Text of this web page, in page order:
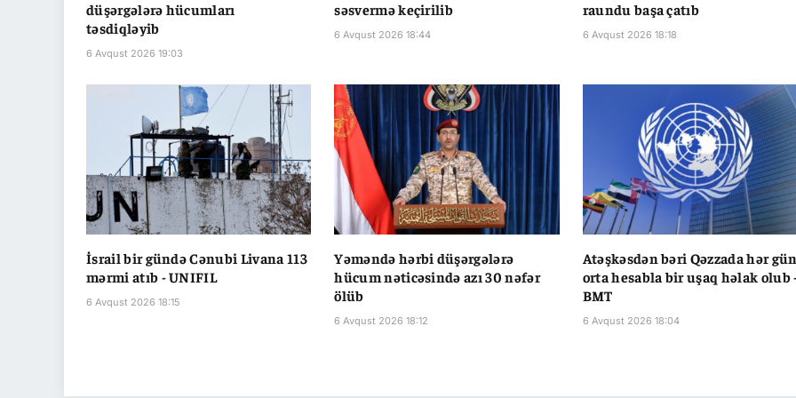
düşərgələrə hücumları
təsdiqləyib
6 Avqust 2026 19:03
səsvermə keçirilib
6 Avqust 2026 18:44
raundu başa çatıb
6 Avqust 2026 18:18
İsrail bir gündə Cənubi Livana 113
mərmi atıb - UNIFIL
6 Avqust 2026 18:15
Yəməndə hərbi düşərgələrə
hücum nəticəsində azı 30 nəfər
ölüb
6 Avqust 2026 18:12
Atəşkəsdən bəri Qəzzada hər
orta hesabla bir uşaq həlak olub
BMT
6 Avqust 2026 18:04